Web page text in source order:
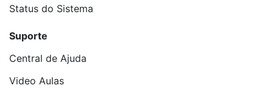
Status do Sistema
Suporte
Central de Ajuda
Video Aulas